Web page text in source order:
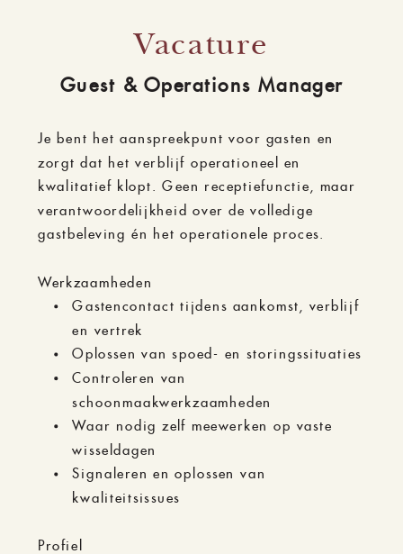
Je bent het aanspreekpunt voor gasten en
zorgt dat het verblijf operationeel en
kwalitatief klopt. Geen receptiefunctie, maar
verantwoordelijkheid over de volledige
gastbeleving én het operationele proces.
Werkzaamheden
Gastencontact tijdens aankomst, verblijf
en vertrek
Oplossen van spoed- en storingssituaties
Controleren van
schoonmaakwerkzaamheden
Waar nodig zelf meewerken op vaste
wisseldagen
Signaleren en oplossen van
kwaliteitsissues
Profiel
Guest & Operations Manager
Vacature